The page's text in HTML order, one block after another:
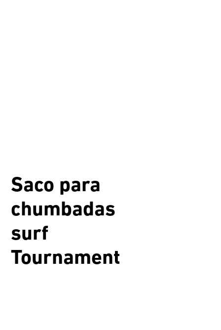
Saco para
chumbadas
surf
Tournament